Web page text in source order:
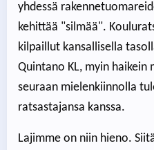
yhdessä
kehittää "silmää".
kilpaillut kansallisella
Quintano KL, myin haikein
seuraan mielenkiinnolla
ratsastajansa kanssa.
Lajimme on niin hieno.